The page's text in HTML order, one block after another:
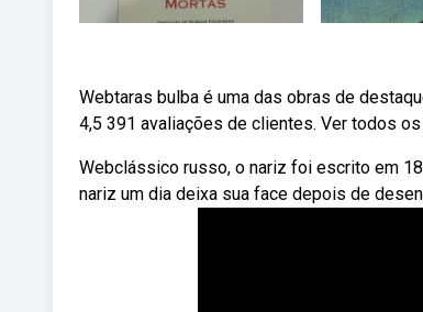
Webtaras bulba é uma das obras de
4,5 391 avaliações de clientes. Ver todos
Webclássico russo, o nariz foi escrito em
nariz um dia deixa sua face depois de